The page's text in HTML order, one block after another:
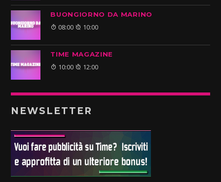
BUONGIORNO DA MARINO
08:00 10:00
TIME MAGAZINE
10:00 12:00
NEWSLETTER